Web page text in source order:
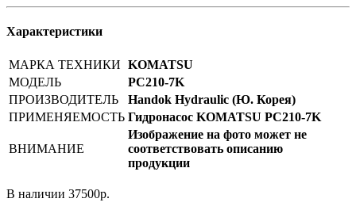
Характеристики
МАРКА ТЕХНИКИ KOMATSU
МОДЕЛЬ
PC210-7K
ПРОИЗВОДИТЕЛЬ
Handok Hydraulic (Ю. Корея)
ПРИМЕНЯЕМОСТЬ Гидронасос KOMATSU PC210-7K
ВНИМАНИЕ
Изображение на фото может не
соответствовать описанию
продукции
В наличии 37500р.